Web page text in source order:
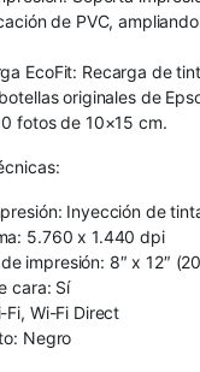
de PVC,
EcoFit: Recarga de
originales de
fotos de 10×15 cm.
Inyección de
5.760 x 1.440 dpi
impresión: 8″ x 12″
cara: Sí
Wi-Fi Direct
Negro